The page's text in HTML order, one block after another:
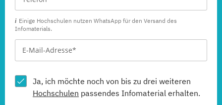
Einige Hochschulen nutzen WhatsApp für den Versand des
Infomaterials.
Ja, ich möchte noch von bis zu drei weiteren
Hochschulen passendes Infomaterial erhalten.